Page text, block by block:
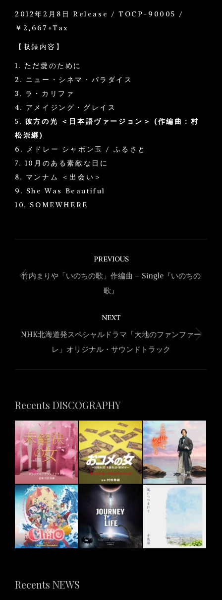
2012年2月8日 Release / TOCP-90005 /
￥2,667+Tax
【収録内容】
1. ただ愛のために
2. ニュー・シネマ・パラダイス
3. ラ・カリファ
4. アメイジング・グレイス
5. 彼方の光 ＜日本語ヴァージョン＞ (作編曲：村
松崇継)
6. メドレー シャボン玉 / ふるさと
7. 10月のある素敵な日に
8. マンナム ＜出会い＞
9. She Was Beautiful
10. SOMEWHERE
navigation
PREVIOUS
Previous
project:
竹内まりや「いのちの歌」作編曲 – Single『いのちの
歌』
NEXT
Next
project:
NHK北海道発スペシャルドラマ「大地のファンファー
レ」オリジナル・サウンドトラック
Recents DISCOGRAPHY
Recents NEWS